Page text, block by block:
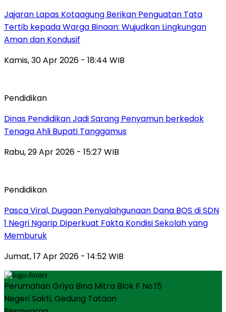
Jajaran Lapas Kotaagung Berikan Penguatan Tata
Tertib kepada Warga Binaan: Wujudkan Lingkungan
Aman dan Kondusif
Kamis, 30 Apr 2026 - 18:44 WIB
Pendidikan
Dinas Pendidikan Jadi Sarang Penyamun berkedok
Tenaga Ahli Bupati Tanggamus
Rabu, 29 Apr 2026 - 15:27 WIB
Pendidikan
Pasca Viral, Dugaan Penyalahgunaan Dana BOS di SDN
1 Negri Ngarip Diperkuat Fakta Kondisi Sekolah yang
Memburuk
Jumat, 17 Apr 2026 - 14:52 WIB
Perumahan Griya Bina Mitra Blok F No.15
Negeri Sakti, Gedung Tataan